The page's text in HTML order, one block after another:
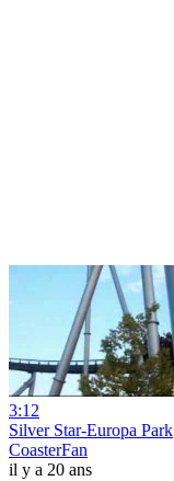
3:12
Silver Star-Europa Park
CoasterFan
il y a 20 ans